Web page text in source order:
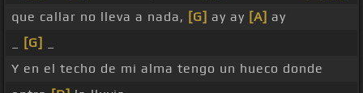
que callar no lleva a nada, [G] ay ay [A] ay
[G]
Y en el techo de mi alma tengo un hueco donde